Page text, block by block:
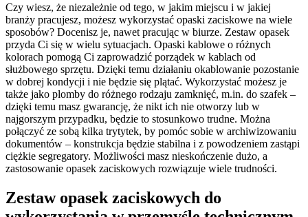
Czy wiesz, że niezależnie od tego, w jakim miejscu i w jakiej
branży pracujesz, możesz wykorzystać opaski zaciskowe na wiele
sposobów? Docenisz je, nawet pracując w biurze. Zestaw opasek
przyda Ci się w wielu sytuacjach. Opaski kablowe o różnych
kolorach pomogą Ci zaprowadzić porządek w kablach od
służbowego sprzętu. Dzięki temu działaniu okablowanie pozostanie
w dobrej kondycji i nie będzie się plątać. Wykorzystać możesz je
także jako plomby do różnego rodzaju zamknięć, m.in. do szafek –
dzięki temu masz gwarancję, że nikt ich nie otworzy lub w
najgorszym przypadku, będzie to stosunkowo trudne. Można
połączyć ze sobą kilka trytytek, by pomóc sobie w archiwizowaniu
dokumentów – konstrukcja będzie stabilna i z powodzeniem zastąpi
ciężkie segregatory. Możliwości masz nieskończenie dużo, a
zastosowanie opasek zaciskowych rozwiązuje wiele trudności.
Zestaw opasek zaciskowych do